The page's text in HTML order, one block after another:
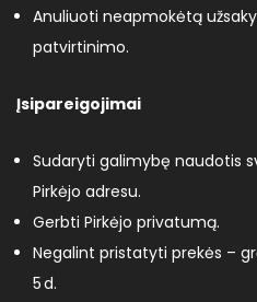
Anuliuoti neapmokėtą
patvirtinimo.
Įsipareigojimai
Sudaryti galimybę naudotis
Pirkėjo adresu.
Gerbti Pirkėjo privatumą.
Negalint pristatyti prekės –
5 d.